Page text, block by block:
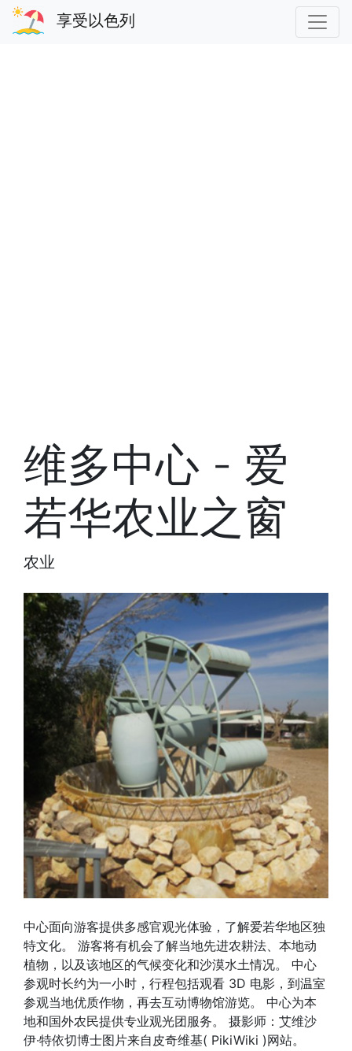
享受以色列
维多中心 - 爱
若华农业之窗
农业
中心面向游客提供多感官观光体验，了解爱若华地区独
特文化。 游客将有机会了解当地先进农耕法、本地动
植物，以及该地区的气候变化和沙漠水土情况。 中心
参观时长约为一小时，行程包括观看 3D 电影，到温室
参观当地优质作物，再去互动博物馆游览。 中心为本
地和国外农民提供专业观光团服务。 摄影师：艾维沙
伊·特依切博士图片来自皮奇维基( PikiWiki )网站。